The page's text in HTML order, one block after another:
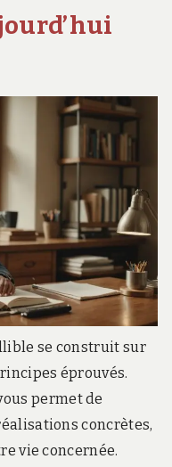
se construit sur
éprouvés.
permet de
concrètes,
vie concernée.